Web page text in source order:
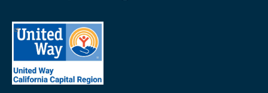
標
California
標
誌
United
Way